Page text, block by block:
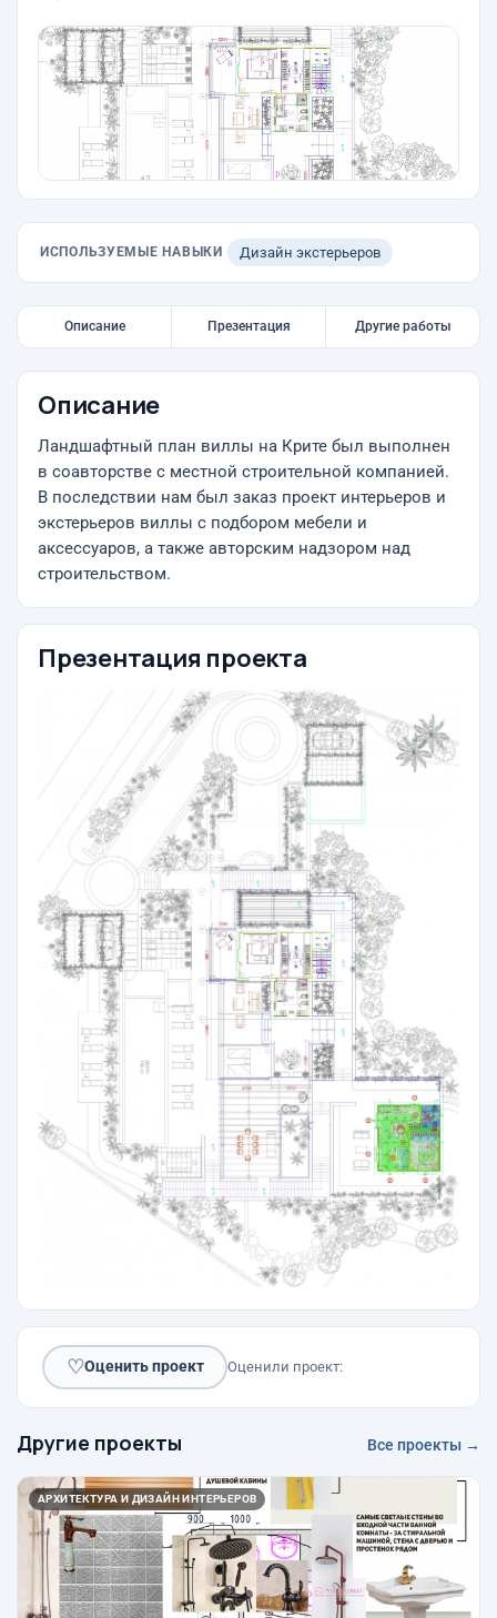
ИСПОЛЬЗУЕМЫЕ НАВЫКИ Дизайн экстерьеров
Описание Презентация Другие работы
Описание
Ландшафтный план виллы на Крите был выполнен
в соавторстве с местной строительной компанией.
В последствии нам был заказ проект интерьеров и
экстерьеров виллы с подбором мебели и
аксессуаров, а также авторским надзором над
строительством.
Презентация проекта
♡Оценить проект Оценили проект:
Другие проекты Все проекты →
АРХИТЕКТУРА И ДИЗАЙН ИНТЕРЬЕРОВ